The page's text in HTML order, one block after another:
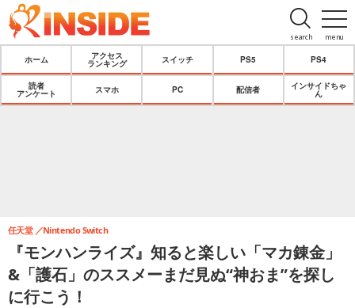
menu
search
ホーム
アクセス
ランキング
スイッチ PS5 PS4
読者
アンケート
スマホ PC 配信者
インサイドちゃ
ん
『モンハンライズ』知ると楽しい「マカ錬金」
&「護石」のススメーまだ見ぬ“神おま”を探し
に行こう！
任天堂 Nintendo Switch